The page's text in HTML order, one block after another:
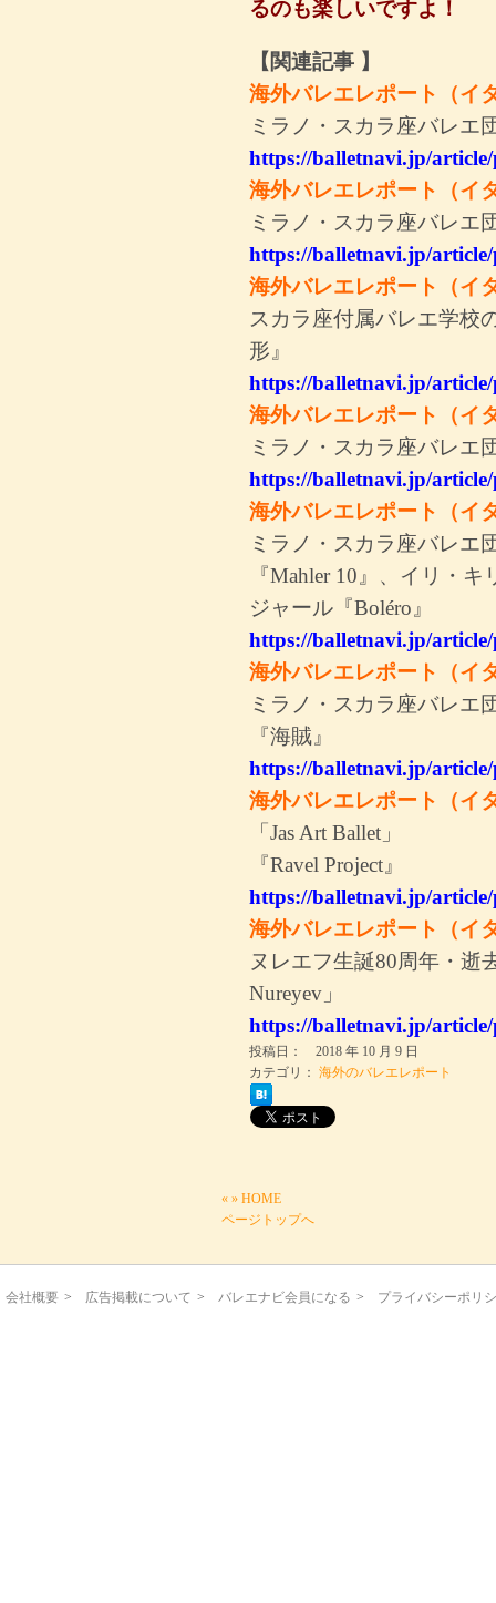
るのも楽しいですよ！
【関連記事 】
海外バレエレポート（イ
ミラノ・スカラ座バレエ
https://balletnavi.jp/
海外バレエレポート（イ
ミラノ・スカラ座バレエ
https://balletnavi.jp/
海外バレエレポート（イ
スカラ座付属バレエ学校
形』
https://balletnavi.jp/
海外バレエレポート（イ
ミラノ・スカラ座バレエ
https://balletnavi.jp/
海外バレエレポート（イ
ミラノ・スカラ座バレエ
『Mahler 10』、イリ・
ジャール『Boléro』
https://balletnavi.jp/
海外バレエレポート（イ
ミラノ・スカラ座バレエ
『海賊』
https://balletnavi.jp/
海外バレエレポート（イ
「Jas Art Ballet」
『Ravel Project』
https://balletnavi.jp/
海外バレエレポート（イ
ヌレエフ生誕80周年・逝
Nureyev」
https://balletnavi.jp/
投稿日： 2018 年 10 月 9 日
カテゴリ：海外のバレエレポート
« » HOME
ページトップへ
会社概要 > 広告掲載について > バレエナビ会員になる > プライバシーポリ